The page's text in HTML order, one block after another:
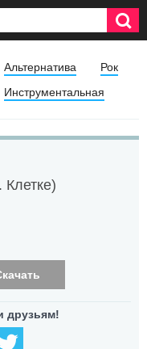
Альтернатива
Рок
Инструментальная